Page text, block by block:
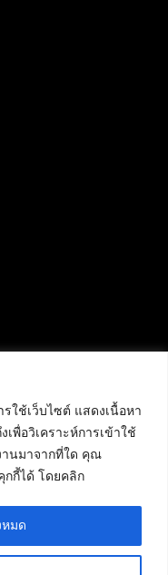
ใช้เว็บไซต์ แสดงเนื้อหา
พื่อวิเคราะห์การเข้าใช้
านมาจากที่ใด คุณ
กกี้ได้ โดยคลิก
หมด
420/94 ถนน
ระเวศ
,